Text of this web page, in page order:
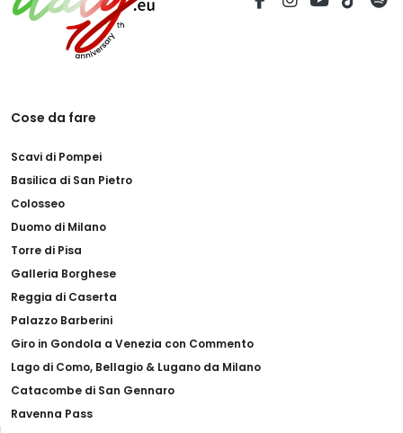
Cose da fare
Scavi di Pompei
Basilica di San Pietro
Colosseo
Duomo di Milano
Torre di Pisa
Galleria Borghese
Reggia di Caserta
Palazzo Barberini
Giro in Gondola a Venezia con Commento
Lago di Como, Bellagio & Lugano da Milano
Catacombe di San Gennaro
Ravenna Pass